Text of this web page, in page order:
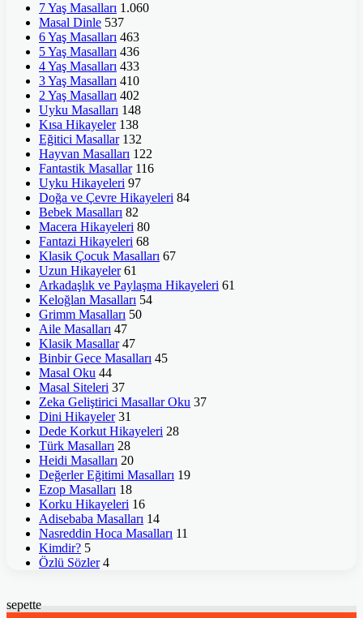
7 Yaş Masalları 1.060
Masal Dinle 537
6 Yaş Masalları 463
5 Yaş Masalları 436
4 Yaş Masalları 433
3 Yaş Masalları 410
2 Yaş Masalları 402
Uyku Masalları 148
Kısa Hikayeler 138
Eğitici Masallar 132
Hayvan Masalları 122
Fantastik Masallar 116
Uyku Hikayeleri 97
Doğa ve Çevre Hikayeleri 84
Bebek Masalları 82
Macera Hikayeleri 80
Fantazi Hikayeleri 68
Klasik Çocuk Masalları 67
Uzun Hikayeler 61
Arkadaşlık ve Paylaşma Hikayeleri 61
Keloğlan Masalları 54
Grimm Masalları 50
Aile Masalları 47
Klasik Masallar 47
Binbir Gece Masalları 45
Masal Oku 44
Masal Siteleri 37
Zeka Geliştirici Masallar Oku 37
Dini Hikayeler 31
Dede Korkut Hikayeleri 28
Türk Masalları 28
Heidi Masalları 20
Değerler Eğitimi Masalları 19
Ezop Masalları 18
Korku Hikayeleri 16
Adisebaba Masalları 14
Nasreddin Hoca Masalları 11
Kimdir? 5
Özlü Sözler 4
sepette